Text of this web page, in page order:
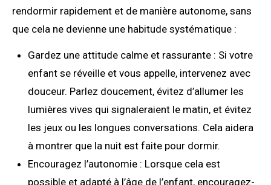
rendormir rapidement et de manière autonome, sans
que cela ne devienne une habitude systématique :
Gardez une attitude calme et rassurante : Si votre
enfant se réveille et vous appelle, intervenez avec
douceur. Parlez doucement, évitez d’allumer les
lumières vives qui signaleraient le matin, et évitez
les jeux ou les longues conversations. Cela aidera
à montrer que la nuit est faite pour dormir.
Encouragez l’autonomie : Lorsque cela est
possible et adapté à l’âge de l’enfant, encouragez-